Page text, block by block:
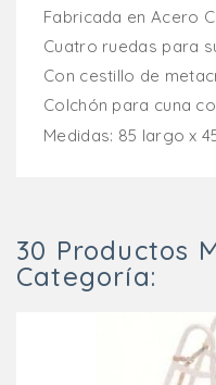
Fabricada en Acero
Cuatro ruedas para
Con cestillo de
Colchón para cuna
Medidas: 85 largo x
30 Productos
Categoría: